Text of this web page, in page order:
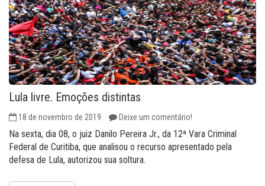
Lula livre. Emoções distintas
18 de novembro de 2019 Deixe um comentário!
Na sexta, dia 08, o juiz Danilo Pereira Jr., da 12ª Vara Criminal
Federal de Curitiba, que analisou o recurso apresentado pela
defesa de Lula, autorizou sua soltura.